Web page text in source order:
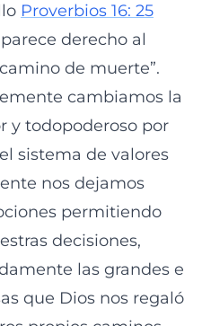
Proverbios 16: 25
derecho al
de muerte”.
cambiamos la
y todopoderoso por
sistema de valores
nos dejamos
permitiendo
decisiones,
las grandes e
que Dios nos regaló